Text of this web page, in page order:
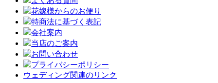
花嫁様からのお便り
特商法に基づく表記
会社案内
当店のご案内
お問い合わせ
プライバシーポリシー
ウェディング関連のリンク